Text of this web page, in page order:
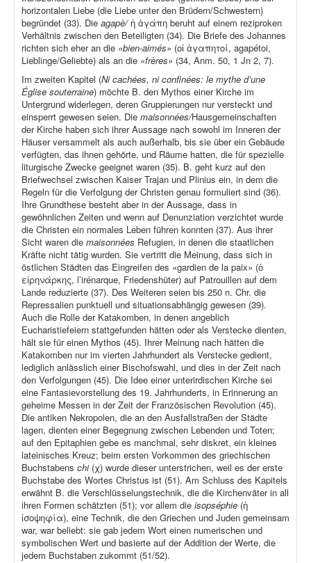
horizontalen Liebe (die Liebe unter den Brüdern/Schwestern)
begründet (33). Die agapè/ἡ ἀγάπη beruht auf einem reziproken
Verhältnis zwischen den Beteiligten (34). Die Briefe des Johannes
richten sich eher an die «bien-aimés» (οἱ ἀγαπητοί, agapétoi,
Lieblinge/Geliebte) als an die «frères» (34, Anm. 50, 1 Jn 2, 7).
Im zweiten Kapitel (Ni cachées, ni confinées: le mythe d’une
Église souterraine) möchte B. den Mythos einer Kirche im
Untergrund widerlegen, deren Gruppierungen nur versteckt und
einsperrt gewesen seien. Die maisonnées/Hausgemeinschaften
der Kirche haben sich ihrer Aussage nach sowohl im Inneren der
Häuser versammelt als auch außerhalb, bis sie über ein Gebäude
verfügten, das ihnen gehörte, und Räume hatten, die für spezielle
liturgische Zwecke geeignet waren (35). B. geht kurz auf den
Briefwechsel zwischen Kaiser Trajan und Plinius ein, in dem die
Regeln für die Verfolgung der Christen genau formuliert sind (36).
Ihre Grundthese besteht aber in der Aussage, dass in
gewöhnlichen Zeiten und wenn auf Denunziation verzichtet wurde
die Christen ein normales Leben führen konnten (37). Aus ihrer
Sicht waren die maisonnées Refugien, in denen die staatlichen
Kräfte nicht tätig wurden. Sie vertritt die Meinung, dass sich in
östlichen Städten das Eingreifen des «gardien de la paix» (ὁ
εἰρηνάρκης, l’irénarque, Friedenshüter) auf Patrouillen auf dem
Lande reduzierte (37). Des Weiteren seien bis 250 n. Chr. die
Repressalien punktuell und situationsabhängig gewesen (39).
Auch die Rolle der Katakomben, in denen angeblich
Eucharistiefeiern stattgefunden hätten oder als Verstecke dienten,
hält sie für einen Mythos (45). Ihrer Meinung nach hätten die
Katakomben nur im vierten Jahrhundert als Verstecke gedient,
lediglich anlässlich einer Bischofswahl, und dies in der Zeit nach
den Verfolgungen (45). Die Idee einer unterirdischen Kirche sei
eine Fantasievorstellung des 19. Jahrhunderts, in Erinnerung an
geheime Messen in der Zeit der Französischen Revolution (45).
Die antiken Nekropolen, die an den Ausfallstraßen der Städte
lagen, dienten einer Begegnung zwischen Lebenden und Toten;
auf den Epitaphien gebe es manchmal, sehr diskret, ein kleines
lateinisches Kreuz; beim ersten Vorkommen des griechischen
Buchstabens chi (χ) wurde dieser unterstrichen, weil es der erste
Buchstabe des Wortes Christus ist (51). Am Schluss des Kapitels
erwähnt B. die Verschlüsselungstechnik, die die Kirchenväter in all
ihren Formen schätzten (51); vor allem die isopséphie (ἡ
ἰσοψηφία), eine Technik, die den Griechen und Juden gemeinsam
war, war beliebt: sie gab jedem Wort einen numerischen und
symbolischen Wert und basierte auf der Addition der Werte, die
jedem Buchstaben zukommt (51/52).